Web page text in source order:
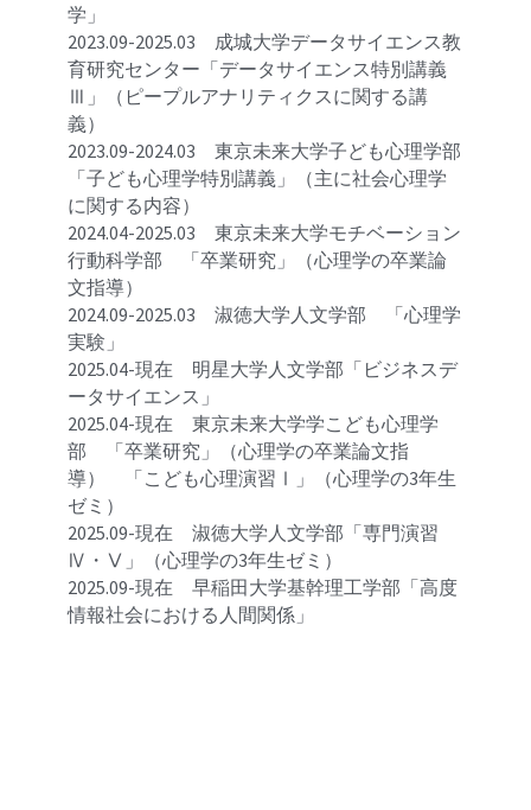
学」
2023.09-2025.03　成城大学データサイエンス教
育研究センター「データサイエンス特別講義
Ⅲ」（ピープルアナリティクスに関する講
義）
2023.09-2024.03　東京未来大学子ども心理学部
「子ども心理学特別講義」（主に社会心理学
に関する内容）
2024.04-2025.03　東京未来大学モチベーション
行動科学部　「卒業研究」（心理学の卒業論
文指導）
2024.09-2025.03　淑徳大学人文学部　「心理学
実験」
2025.04-現在　明星大学人文学部「 ビジネスデ
ータサイエンス 」
2025.04-現在　東京未来大学学こども心理学
部　「卒業研究」（心理学の卒業論文指
導）　「こども心理演習Ⅰ
」（心理学の3年生
ゼミ）
2025.09-現在　淑徳大学人文学部「専門演習
Ⅳ・Ⅴ 」（心理学の3年生ゼミ）
2025.09-現在　早稲田大学基幹理工学部「高度
情報社会における人間関係」